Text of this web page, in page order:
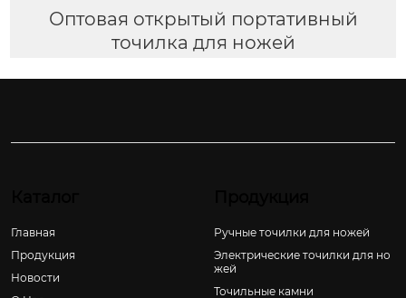
Оптовая открытый портативный
точилка для ножей
Главная
Продукция
Новости
Ручные точилки для ножей
Электрические точилки для но
жей
Точильные камни